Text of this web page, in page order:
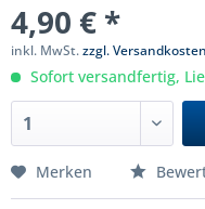
4,90 € *
inkl. MwSt.zzgl. Versandkosten
Sofort versandfertig,
Merken